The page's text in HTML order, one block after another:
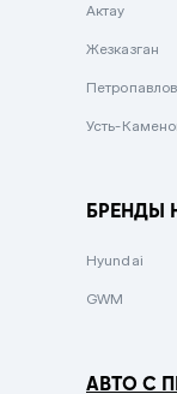
Актау
Жезказган
Усть-
БРЕНДЫ
Hyundai
GWM
АВТО С